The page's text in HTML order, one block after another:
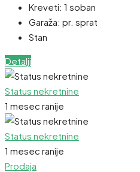
Kreveti: 1 soban
Garaža: pr. sprat
Stan
Detalji
Status nekretnine
1 mesec ranije
Status nekretnine
1 mesec ranije
Prodaja